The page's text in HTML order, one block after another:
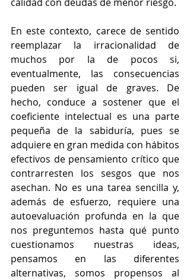
En este contexto, carece de sentido
reemplazar la irracionalidad de
muchos por la de pocos si,
eventualmente, las consecuencias
pueden ser igual de graves. De
hecho, conduce a sostener que el
coeficiente intelectual es una parte
pequeña de la sabiduría, pues se
adquiere en gran medida con hábitos
efectivos de pensamiento crítico que
contrarresten los sesgos que nos
asechan. No es una tarea sencilla y,
además de esfuerzo, requiere una
autoevaluación profunda en la que
nos preguntemos hasta qué punto
cuestionamos nuestras ideas,
pensamos en las diferentes
alternativas, somos propensos al